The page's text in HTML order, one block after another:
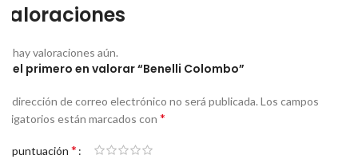
hay valoraciones aún.
el primero en valorar “Benelli Colombo”
dirección de correo electrónico no será publicada. Los campos
están marcados con *
puntuación *